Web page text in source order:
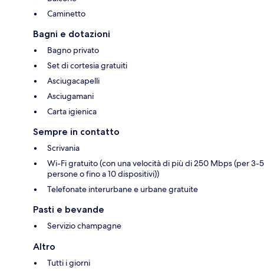
Caminetto
Bagni e dotazioni
Bagno privato
Set di cortesia gratuiti
Asciugacapelli
Asciugamani
Carta igienica
Sempre in contatto
Scrivania
Wi-Fi gratuito (con una velocità di più di 250 Mbps (per 3-5
persone o fino a 10 dispositivi))
Telefonate interurbane e urbane gratuite
Pasti e bevande
Servizio champagne
Altro
Tutti i giorni